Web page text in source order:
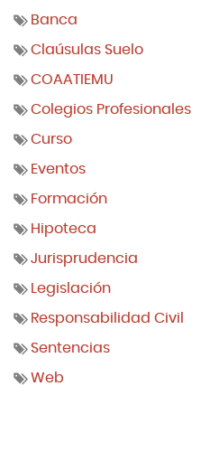
Banca
Claúsulas Suelo
COAATIEMU
Colegios Profesionales
Curso
Eventos
Formación
Hipoteca
Jurisprudencia
Legislación
Responsabilidad Civil
Sentencias
Web